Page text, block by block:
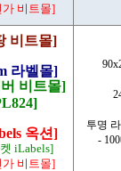
가 비트몰]
비트몰]
라벨몰]
비트몰]
옥션]
iLabels]
가 비트몰]
투명
-